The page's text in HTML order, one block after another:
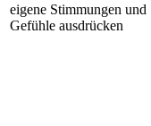
eigene Stimmungen und
Gefühle ausdrücken